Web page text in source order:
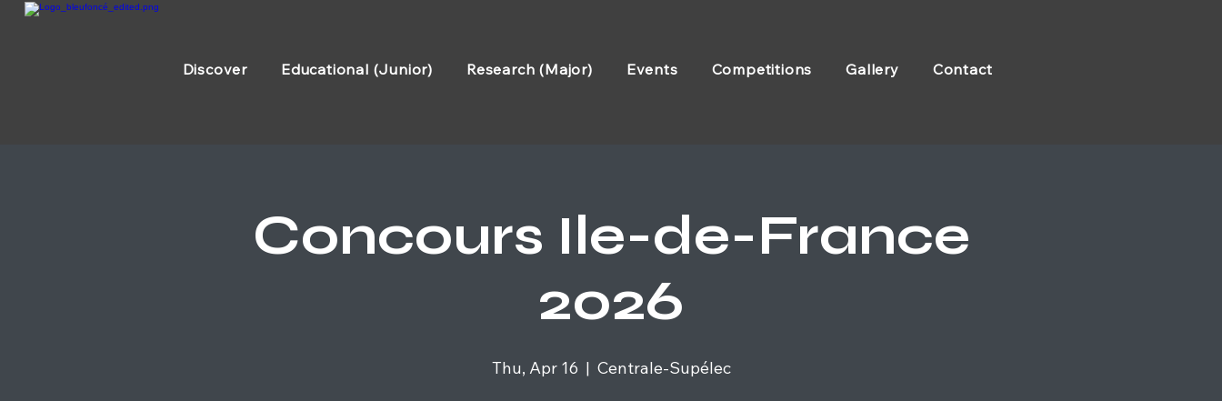
Discover Educational (Junior) Research (Major) Events Competitions Gallery Contact
Concours Ile-de-France
2026
Thu, Apr 16
  |
Centrale-Supélec